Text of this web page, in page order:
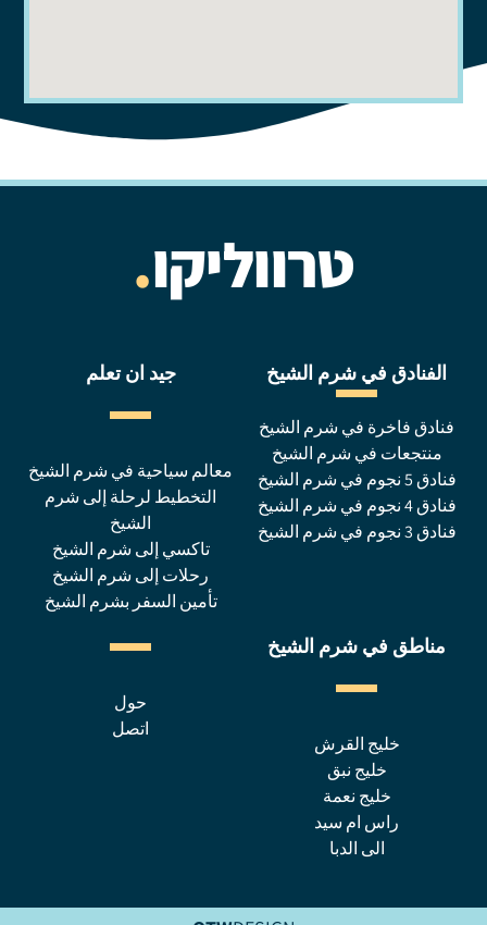
טרווליקו.
الفنادق في شرم الشيخ
فنادق فاخرة في شرم الشيخ
منتجعات في شرم الشيخ
فنادق 5 نجوم في شرم الشيخ
فنادق 4 نجوم في شرم الشيخ
فنادق 3 نجوم في شرم الشيخ
جيد ان تعلم
معالم سياحية في شرم الشيخ
التخطيط لرحلة إلى شرم
الشيخ
تاكسي إلى شرم الشيخ
رحلات إلى شرم الشيخ
تأمين السفر بشرم الشيخ
مناطق في شرم الشيخ
خليج القرش
خليج نبق
خليج نعمة
راس ام سيد
الى الدبا
حول
اتصل